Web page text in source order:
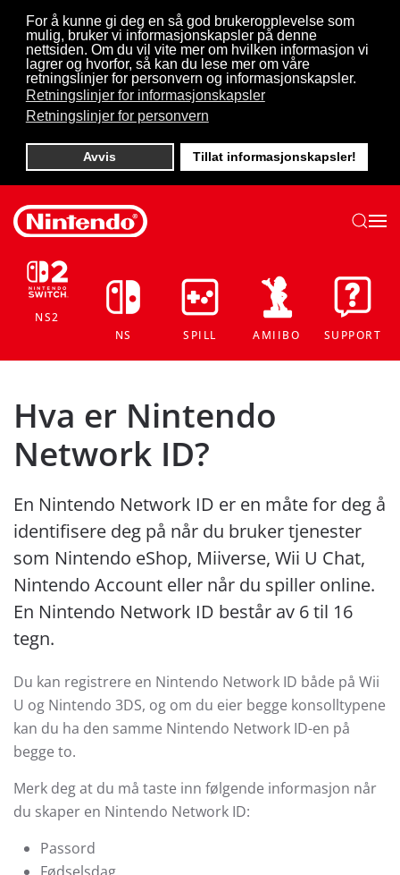
For å kunne gi deg en så god brukeropplevelse som
mulig, bruker vi informasjonskapsler på denne
nettsiden. Om du vil vite mer om hvilken informasjon vi
lagrer og hvorfor, så kan du lese mer om våre
retningslinjer for personvern og informasjonskapsler.
Retningslinjer for informasjonskapsler
Retningslinjer for personvern
Avvis Tillat informasjonskapsler!
Skip to main content
NS2
NS
SPILL AMIIBO SUPPORT
Hva er Nintendo
Network ID?
En Nintendo Network ID er en måte for deg å
identifisere deg på når du bruker tjenester
som Nintendo eShop, Miiverse, Wii U Chat,
Nintendo Account eller når du spiller online.
En Nintendo Network ID består av 6 til 16
tegn.
Du kan registrere en Nintendo Network ID både på Wii
U og Nintendo 3DS, og om du eier begge konsolltypene
kan du ha den samme Nintendo Network ID-en på
begge to.
Merk deg at du må taste inn følgende informasjon når
du skaper en Nintendo Network ID:
Passord